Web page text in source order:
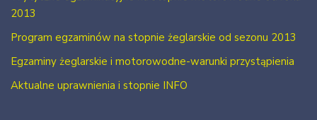
2013
Program egzaminów na stopnie żeglarskie od sezonu 2013
Egzaminy żeglarskie i motorowodne-warunki przystąpienia
Aktualne uprawnienia i stopnie INFO